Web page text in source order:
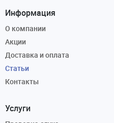
Информация
О компании
Акции
Доставка и оплата
Статьи
Контакты
Услуги